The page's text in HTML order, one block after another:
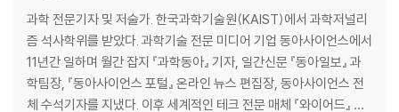
과학 전문기자 및 저술가. 한국과학기술원(KAIST)에서 과학저널리
즘 석사학위를 받았다. 과학기술 전문 미디어 기업 동아사이언스에서
11년간 일하며 월간 잡지 『과학동아』 기자, 일간신문 『동아일보』 과
학팀장, 『동아사이언스 포털』 온라인 뉴스 편집장, 동아사이언스 전
체 수석기자를 지냈다. 이후 세계적인 테크 전문 매체 『와이어드』 한